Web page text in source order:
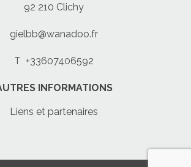
92 210 Clichy
gielbb@wanadoo.fr
T +33607406592
INFORMATIONS
Liens et partenaires